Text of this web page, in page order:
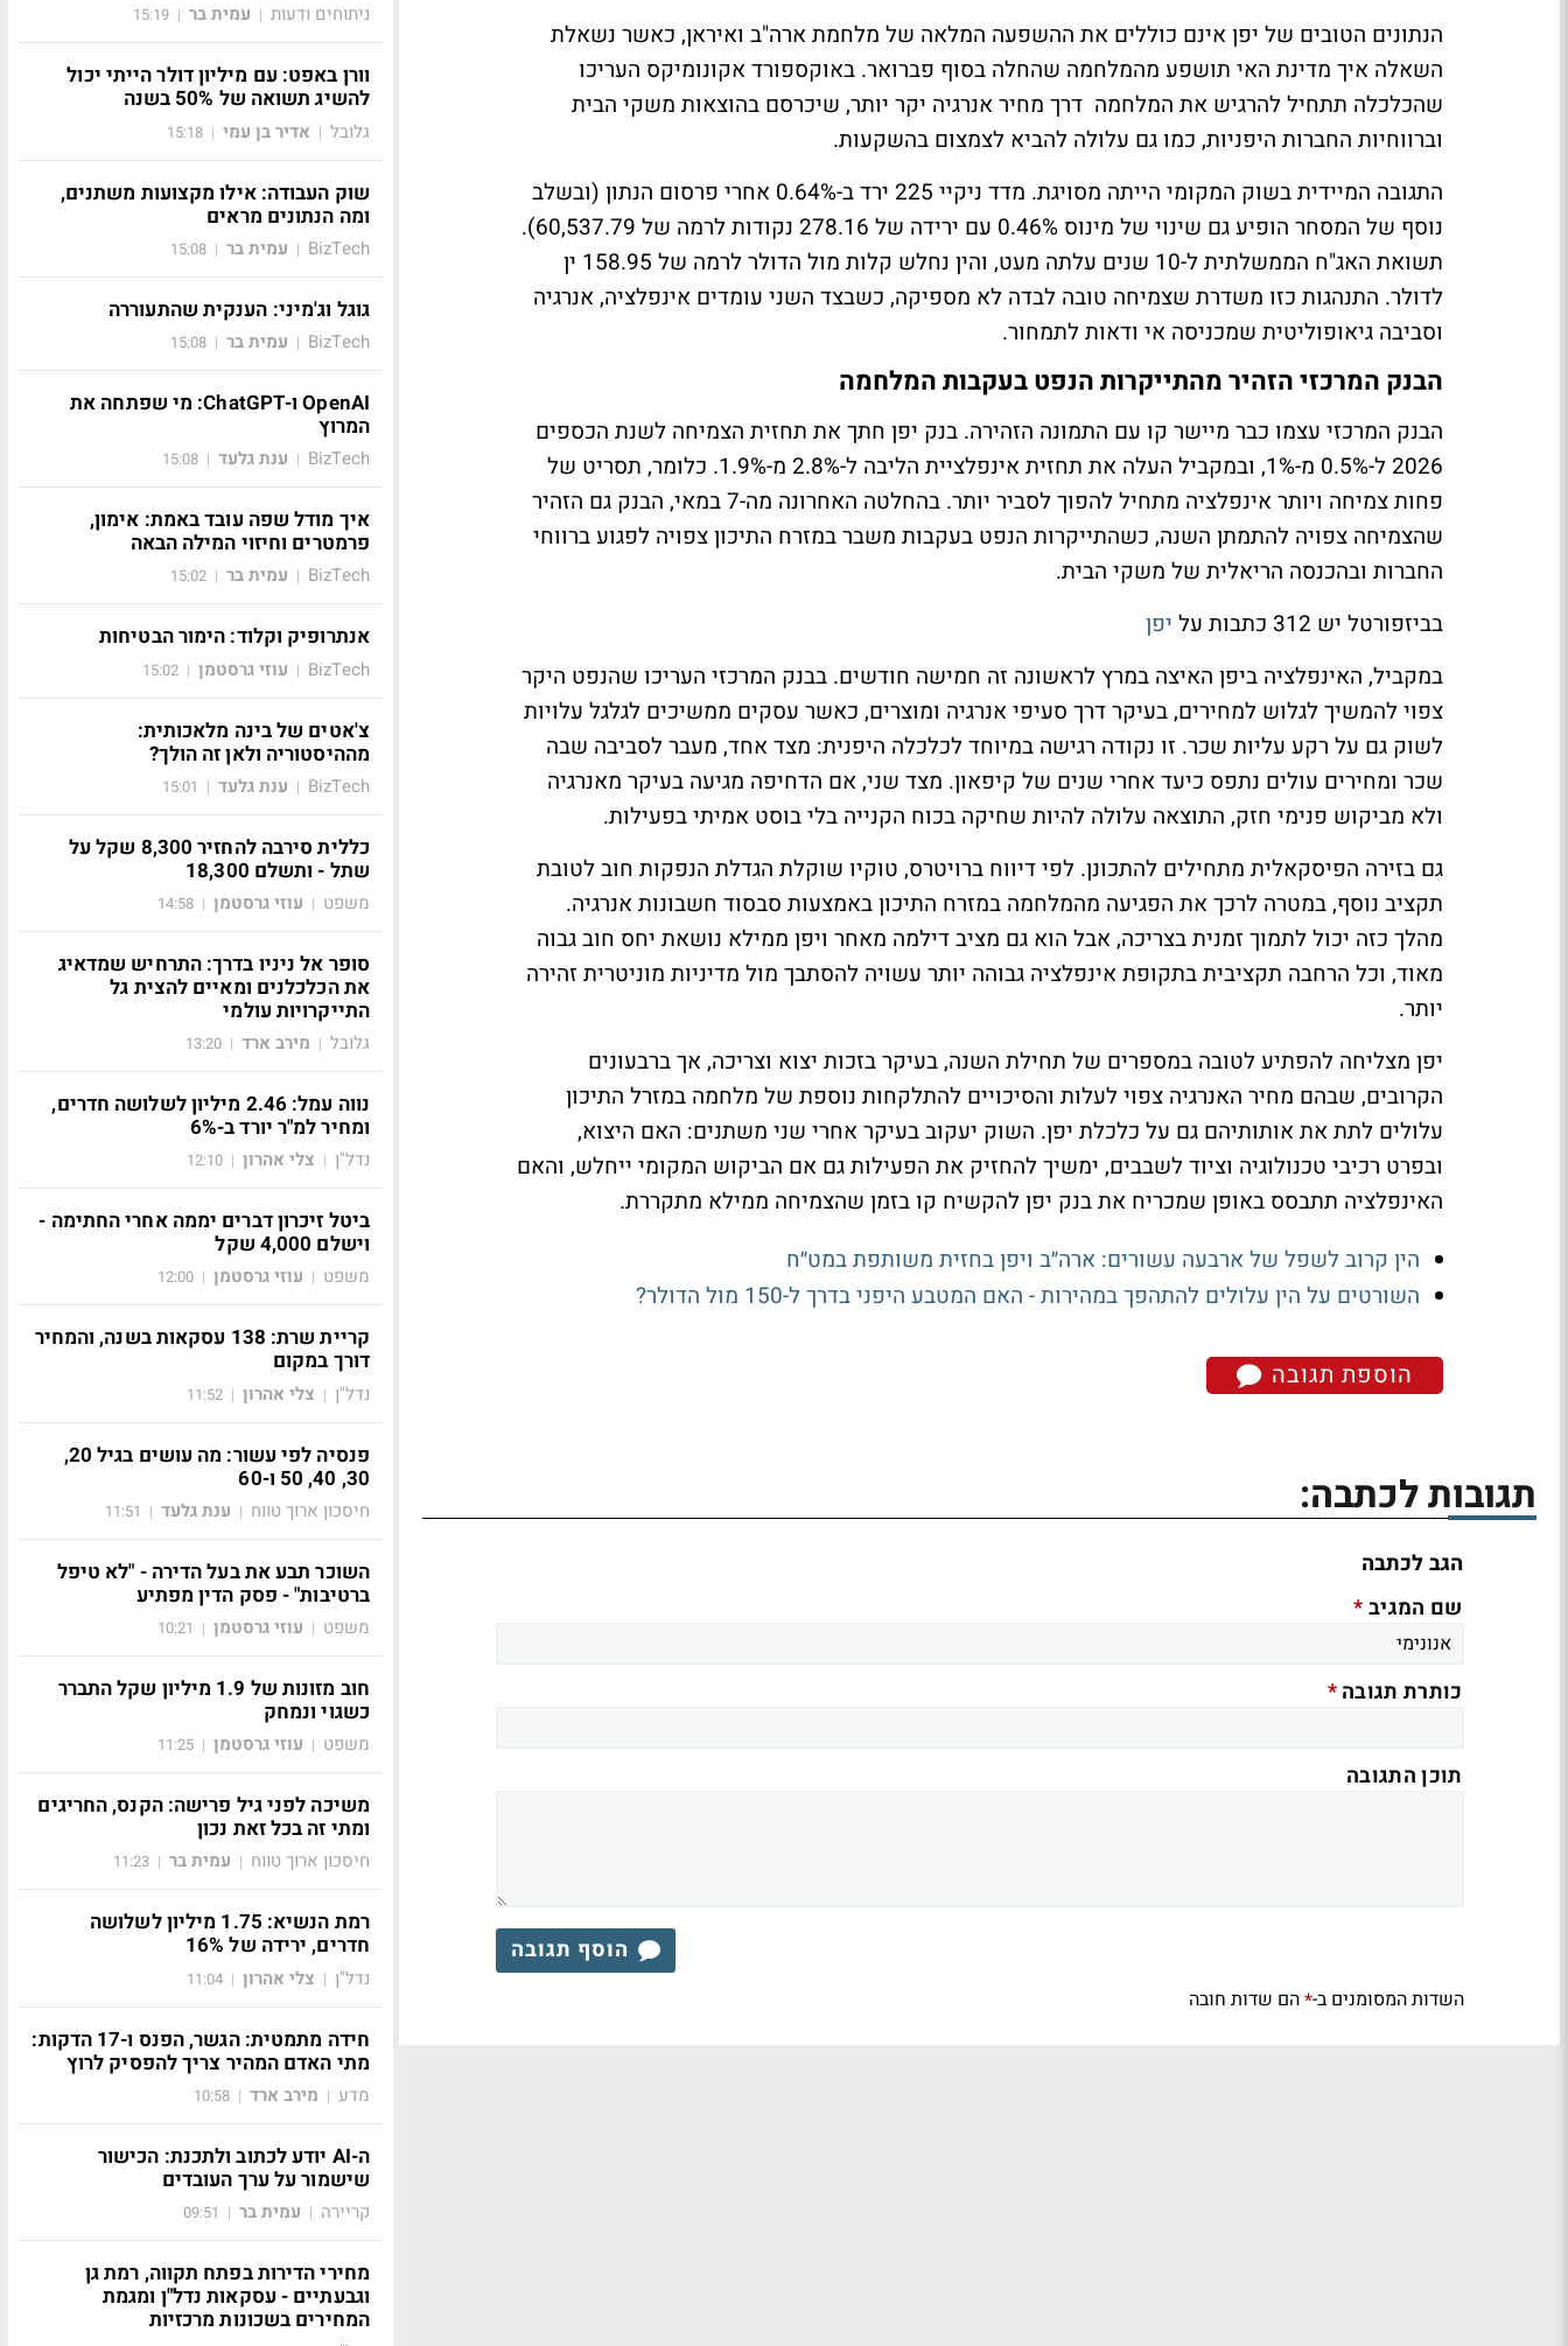
הנתונים הטובים של יפן אינם כוללים את ההשפעה המלאה של מלחמת ארה"ב ואיראן, כאשר נשאלת
השאלה איך מדינת האי תושפע מהמלחמה שהחלה בסוף פברואר. באוקספורד אקונומיקס העריכו
שהכלכלה תתחיל להרגיש את המלחמה דרך מחיר אנרגיה יקר יותר, שיכרסם בהוצאות משקי הבית
וברווחיות החברות היפניות, כמו גם עלולה להביא לצמצום בהשקעות.
התגובה המיידית בשוק המקומי הייתה מסויגת. מדד ניקיי 225 ירד ב-0.64% אחרי פרסום הנתון (ובשלב
נוסף של המסחר הופיע גם שינוי של מינוס 0.46% עם ירידה של 278.16 נקודות לרמה של 60,537.79).
תשואת האג"ח הממשלתית ל-10 שנים עלתה מעט, והין נחלש קלות מול הדולר לרמה של 158.95 ין
לדולר. התנהגות כזו משדרת שצמיחה טובה לבדה לא מספיקה, כשבצד השני עומדים אינפלציה, אנרגיה
וסביבה גיאופוליטית שמכניסה אי ודאות לתמחור.
הבנק המרכזי הזהיר מהתייקרות הנפט בעקבות המלחמה
הבנק המרכזי עצמו כבר מיישר קו עם התמונה הזהירה. בנק יפן חתך את תחזית הצמיחה לשנת הכספים
2026 ל-0.5% מ-1%, ובמקביל העלה את תחזית אינפלציית הליבה ל-2.8% מ-1.9%. כלומר, תסריט של
פחות צמיחה ויותר אינפלציה מתחיל להפוך לסביר יותר. בהחלטה האחרונה מה-7 במאי, הבנק גם הזהיר
שהצמיחה צפויה להתמתן השנה, כשהתייקרות הנפט בעקבות משבר במזרח התיכון צפויה לפגוע ברווחי
החברות ובהכנסה הריאלית של משקי הבית.
בביזפורטל יש 312 כתבות על
יפן
במקביל, האינפלציה ביפן האיצה במרץ לראשונה זה חמישה חודשים. בבנק המרכזי העריכו שהנפט היקר
צפוי להמשיך לגלוש למחירים, בעיקר דרך סעיפי אנרגיה ומוצרים, כאשר עסקים ממשיכים לגלגל עלויות
לשוק גם על רקע עליות שכר. זו נקודה רגישה במיוחד לכלכלה היפנית: מצד אחד, מעבר לסביבה שבה
שכר ומחירים עולים נתפס כיעד אחרי שנים של קיפאון. מצד שני, אם הדחיפה מגיעה בעיקר מאנרגיה
ולא מביקוש פנימי חזק, התוצאה עלולה להיות שחיקה בכוח הקנייה בלי בוסט אמיתי בפעילות.
גם בזירה הפיסקאלית מתחילים להתכונן. לפי דיווח ברויטרס, טוקיו שוקלת הגדלת הנפקות חוב לטובת
תקציב נוסף, במטרה לרכך את הפגיעה מהמלחמה במזרח התיכון באמצעות סבסוד חשבונות אנרגיה.
מהלך כזה יכול לתמוך זמנית בצריכה, אבל הוא גם מציב דילמה מאחר ויפן ממילא נושאת יחס חוב גבוה
מאוד, וכל הרחבה תקציבית בתקופת אינפלציה גבוהה יותר עשויה להסתבך מול מדיניות מוניטרית זהירה
יותר.
יפן מצליחה להפתיע לטובה במספרים של תחילת השנה, בעיקר בזכות יצוא וצריכה, אך ברבעונים
הקרובים, שבהם מחיר האנרגיה צפוי לעלות והסיכויים להתלקחות נוספת של מלחמה במזרל התיכון
עלולים לתת את אותותיהם גם על כלכלת יפן. השוק יעקוב בעיקר אחרי שני משתנים: האם היצוא,
ובפרט רכיבי טכנולוגיה וציוד לשבבים, ימשיך להחזיק את הפעילות גם אם הביקוש המקומי ייחלש, והאם
האינפלציה תתבסס באופן שמכריח את בנק יפן להקשיח קו בזמן שהצמיחה ממילא מתקררת.
הין קרוב לשפל של ארבעה עשורים: ארה״ב ויפן בחזית משותפת במט״ח
השורטים על הין עלולים להתהפך במהירות - האם המטבע היפני בדרך ל-150 מול הדולר?
הוספת תגובה
תגובות לכתבה:
הגב לכתבה
שם המגיב*
כותרת תגובה*
תוכן התגובה
הוסף תגובה
השדות המסומנים ב-*הם שדות חובה
ניתוחים ודעות | עמית בר |
15:19
וורן באפט: עם מיליון דולר הייתי יכול
להשיג תשואה של 50% בשנה
גלובל | אדיר בן עמי |
15:18
שוק העבודה: אילו מקצועות משתנים,
ומה הנתונים מראים
BizTech
| עמית בר |
15:08
גוגל וג'מיני: הענקית שהתעוררה
BizTech
| עמית בר |
15:08
OpenAI ו-ChatGPT: מי שפתחה את
המרוץ
BizTech
| ענת גלעד |
15:08
איך מודל שפה עובד באמת: אימון,
פרמטרים וחיזוי המילה הבאה
BizTech
| עמית בר |
15:02
אנתרופיק וקלוד: הימור הבטיחות
BizTech
| עוזי גרסטמן |
15:02
צ'אטים של בינה מלאכותית:
מההיסטוריה ולאן זה הולך?
BizTech
| ענת גלעד |
15:01
כללית סירבה להחזיר 8,300 שקל על
שתל - ותשלם 18,300
משפט | עוזי גרסטמן |
14:58
סופר אל ניניו בדרך: התרחיש שמדאיג
את הכלכלנים ומאיים להצית גל
התייקרויות עולמי
גלובל | מירב ארד |
13:20
נווה עמל: 2.46 מיליון לשלושה חדרים,
ומחיר למ"ר יורד ב-6%
נדל"ן | צלי אהרון |
12:10
ביטל זיכרון דברים יממה אחרי החתימה -
וישלם 4,000 שקל
משפט | עוזי גרסטמן |
12:00
קריית שרת: 138 עסקאות בשנה, והמחיר
דורך במקום
נדל"ן | צלי אהרון |
11:52
פנסיה לפי עשור: מה עושים בגיל 20,
30, 40, 50 ו-60
חיסכון ארוך טווח | ענת גלעד |
11:51
השוכר תבע את בעל הדירה - "לא טיפל
ברטיבות" - פסק הדין מפתיע
משפט | עוזי גרסטמן |
10:21
חוב מזונות של 1.9 מיליון שקל התברר
כשגוי ונמחק
משפט | עוזי גרסטמן |
11:25
משיכה לפני גיל פרישה: הקנס, החריגים
ומתי זה בכל זאת נכון
חיסכון ארוך טווח | עמית בר |
11:23
רמת הנשיא: 1.75 מיליון לשלושה
חדרים, ירידה של 16%
נדל"ן | צלי אהרון |
11:04
חידה מתמטית: הגשר, הפנס ו-17 הדקות:
מתי האדם המהיר צריך להפסיק לרוץ
מדע | מירב ארד |
10:58
ה-AI יודע לכתוב ולתכנת: הכישור
שישמור על ערך העובדים
קריירה | עמית בר |
09:51
מחירי הדירות בפתח תקווה, רמת גן
וגבעתיים - עסקאות נדל"ן ומגמת
המחירים בשכונות מרכזיות